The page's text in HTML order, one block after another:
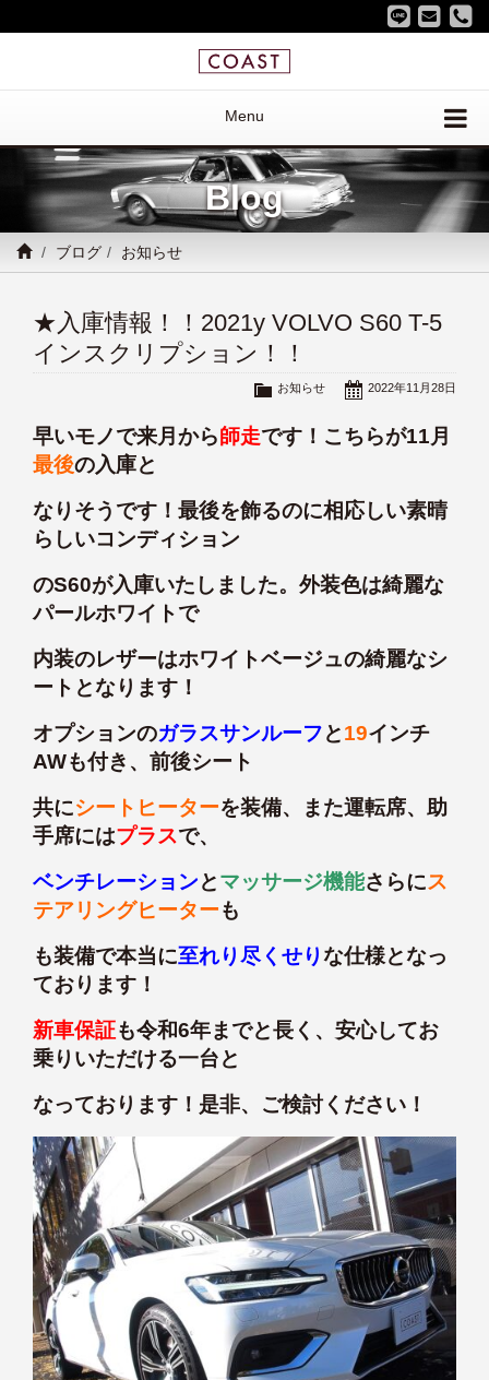
Menu
Blog
ブログ お知らせ
★入庫情報！！2021y VOLVO S60 T-5
インスクリプション！！
2022年11月28日
お知らせ
早いモノで来月から師走です！こちらが11月
最後の入庫と
なりそうです！最後を飾るのに相応しい素晴
らしいコンディション
のS60が入庫いたしました。外装色は綺麗な
パールホワイトで
内装のレザーはホワイトベージュの綺麗なシ
ートとなります！
オプションのガラスサンルーフと19インチ
AWも付き、前後シート
共にシートヒーターを装備、また運転席、助
手席にはプラスで、
ベンチレーションとマッサージ機能さらにス
テアリングヒーターも
も装備で本当に至れり尽くせりな仕様となっ
ております！
新車保証も令和6年までと長く、安心してお
乗りいただける一台と
なっております！是非、ご検討ください！